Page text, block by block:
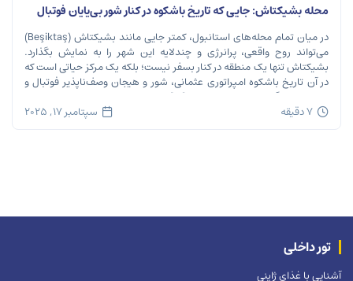
محله بشیکتاش: جایی که تاریخ باشکوه در کنار شور بی‌پایان فوتبال
نفس می‌کشد
در میان تمام محله‌های استانبول، کمتر جایی مانند بشیکتاش (Beşiktaş)
می‌تواند روح واقعی، پرانرژی و چندلایه این شهر را به نمایش بگذارد.
بشیکتاش تنها یک منطقه در کنار بسفر نیست؛ بلکه یک مرکز حیاتی است که
در آن تاریخ باشکوه امپراتوری عثمانی، شور و هیجان وصف‌ناپذیر فوتبال و
ریتم تند زندگی مدرن شهری در هم […]
7 دقیقه سپتامبر 17, 2025
تور داخلی
آشنایی با غذای ژاپنی